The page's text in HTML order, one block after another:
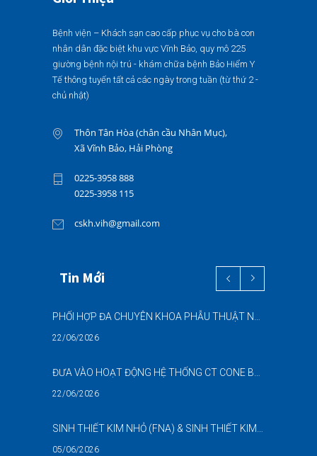
Bệnh viện – Khách sạn cao cấp phục vụ cho bà con
nhân dân đặc biệt khu vực Vĩnh Bảo, quy mô 225
giường bệnh nội trú - khám chữa bệnh Bảo Hiểm Y
Tế thông tuyến tất cả các ngày trong tuần (từ thứ 2 -
chủ nhật)
Thôn Tân Hòa (chân cầu Nhân Mục),
Xã Vĩnh Bảo, Hải Phòng
0225-3958 888
0225-3958 115
cskh.vih@gmail.com
Tin Mới
22/06/2026
22/06/2026
05/06/2026